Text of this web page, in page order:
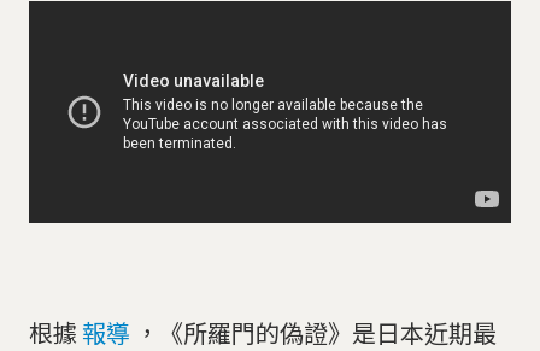
根據 報導 ，《所羅門的偽證》是日本近期最